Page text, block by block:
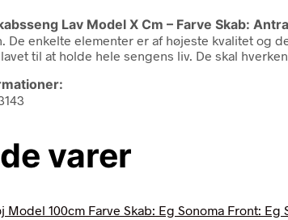
Lav Model X Cm – Farve Skab:
De enkelte elementer er af højeste kvalitet og
til at holde hele sengens liv. De skal
varer